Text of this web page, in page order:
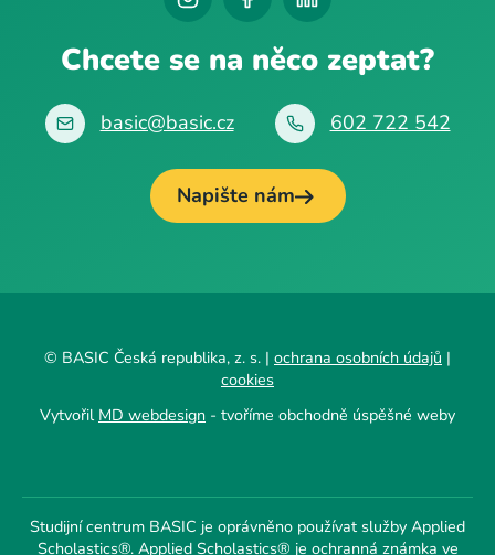
Chcete se na něco zeptat?
basic@basic.cz 602 722 542
Napište nám
© BASIC Česká republika, z. s. | ochrana osobních údajů |
cookies
Vytvořil MD webdesign - tvoříme obchodně úspěšné weby
Studijní centrum BASIC je oprávněno používat služby Applied
Scholastics®. Applied Scholastics® je ochranná známka ve